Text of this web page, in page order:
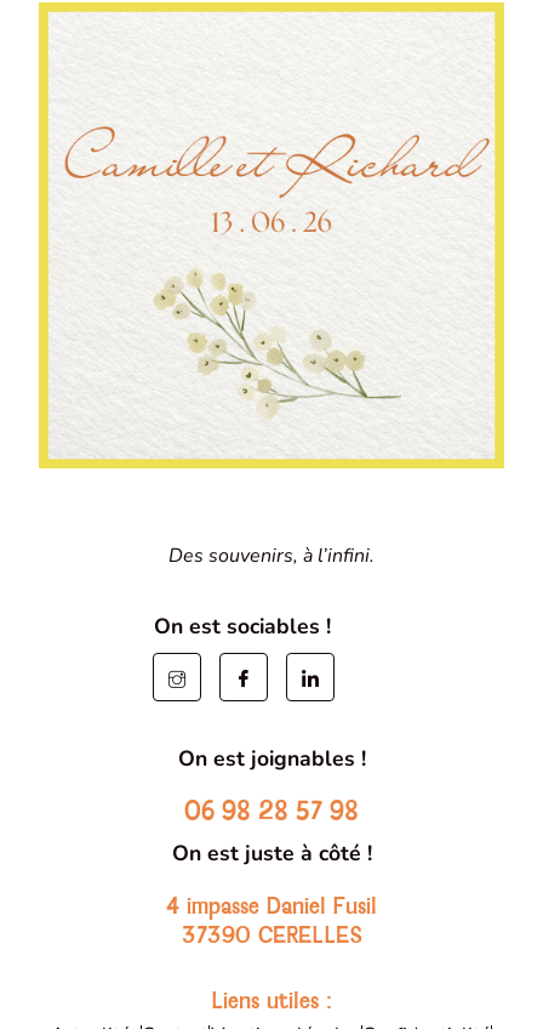
Des souvenirs, à l’infini.
On est sociables !
On est joignables !
06 98 28 57 98
On est juste à côté !
4 impasse Daniel Fusil
37390 CERELLES
Liens utiles :